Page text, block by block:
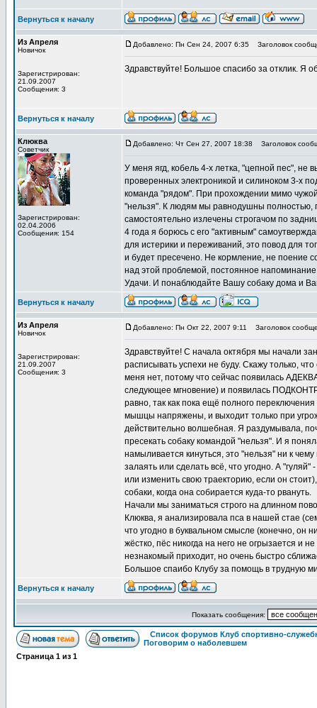
Вернуться к началу
Из Апреля
Новичок
Зарегистрирован:
21.09.2007
Сообщения: 3
Добавлено: Пн Сен 24, 2007 6:35 Заголовок
Здравствуйте! Большое спасибо за отклик. Я
Вернуться к началу
Клюква
Советчик
Зарегистрирован:
02.04.2006
Сообщения: 154
Добавлено: Чт Сен 27, 2007 18:38 Заголовок
У меня ягд, кобель 4-х летка, "цепной пес",
проверенных электроникой и силиноком 3-х
команда "рядом". При прохождении мимо
"нельзя". К людям мы равнодушны полностью,
самостоятельно излечены строгачом по
4 года я борюсь с его "активным"
для истерики и переживаний, это повод для
и будет пресечено. Не кормление, не поение
над этой проблемой, постоянное
Удачи. И понаблюдайте Вашу собаку дома и
Вернуться к началу
Из Апреля
Новичок
Зарегистрирован:
21.09.2007
Сообщения: 3
Добавлено: Пн Окт 22, 2007 9:11 Заголовок
Здравствуйте! С начала октября мы начали
расписывать успехи не буду. Скажу только,
меня нет, потому что сейчас появилась
следующее мгновение) и появилась
равно, так как пока ещё полного
мышцы напряжены, и выходит только при
действительно волшебная. Я раздумывала,
пресекать собаку командой "нельзя". И я
намыливается кинуться, это "нельзя" ни к
залаять или сделать всё, что угодно. А
или изменить свою траекторию, если он
собаки, когда она собирается куда-то рвануть.
Начали мы заниматься строго на длинном
Клюква, я анализировала пса в нашей стае
что угодно в буквальном смысле (конечно, он
жёстко, пёс никогда на него не огрызается и
незнакомый приходит, но очень быстро
Большое спаибо Клубу за помощь в трудную
Вернуться к началу
Показать сообщения:
Список форумов Клуб спортивно-
Поговорим о наболевшем
Страница 1 из 1